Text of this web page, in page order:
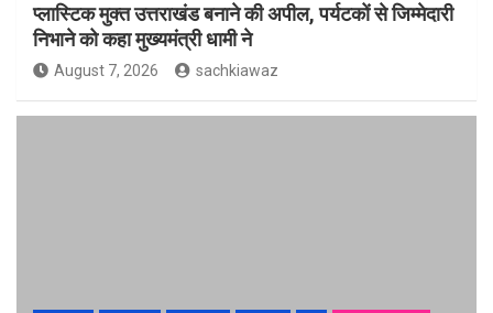
प्लास्टिक मुक्त उत्तराखंड बनाने की अपील, पर्यटकों से जिम्मेदारी
निभाने को कहा मुख्यमंत्री धामी ने
August 7, 2026 sachkiawaz